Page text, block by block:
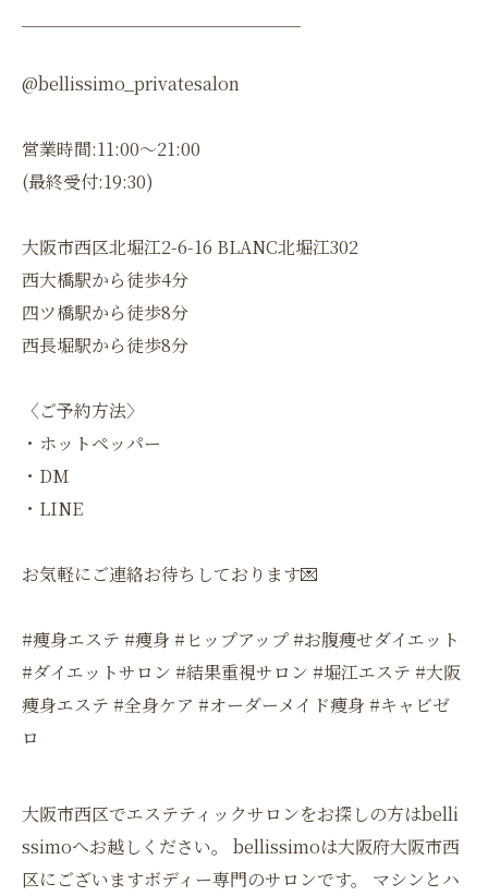
@bellissimo_privatesalon
営業時間:11:00〜21:00
(最終受付:19:30)
大阪市西区北堀江2-6-16 BLANC北堀江302
西大橋駅から徒歩4分
四ツ橋駅から徒歩8分
西長堀駅から徒歩8分
〈ご予約方法〉
・ホットペッパー
・DM
・LINE
お気軽にご連絡お待ちしております💌
#痩身エステ #痩身 #ヒップアップ #お腹痩せダイエット
#ダイエットサロン #結果重視サロン #堀江エステ #大阪
痩身エステ #全身ケア #オーダーメイド痩身 #キャビゼ
ロ
大阪市西区でエステティックサロンをお探しの方はbelli
ssimoへお越しください。 bellissimoは大阪府大阪市西
区にございますボディー専門のサロンです。 マシンとハ